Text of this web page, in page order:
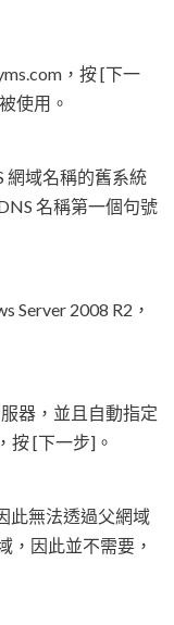
，按 [下一
使用。
網域名稱的舊系統
名稱第一個句號
Server 2008 R2，
器，並且自動指定
按 [下一步]。
此無法透過父網域
，因此並不需要，